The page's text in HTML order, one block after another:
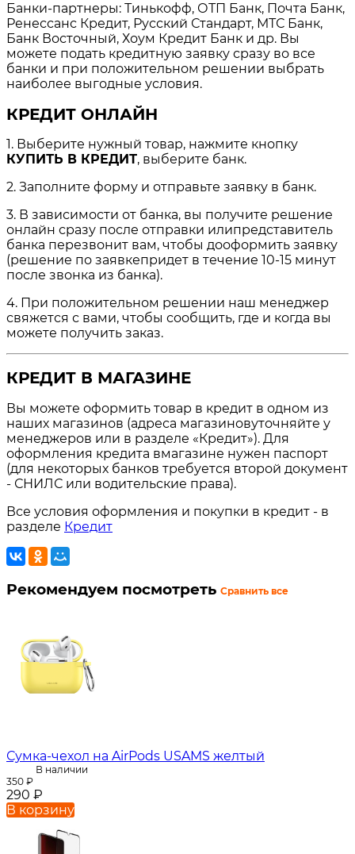
Банки-партнеры: Тинькофф, ОТП Банк, Почта Банк,
Ренессанс Кредит, Русский Стандарт, МТС Банк,
Банк Восточный, Хоум Кредит Банк и др. Вы
можете подать кредитную заявку сразу во все
банки и при положительном решении выбрать
наиболее выгодные условия.
КРЕДИТ ОНЛАЙН
1. Выберите нужный товар, нажмите кнопку
КУПИТЬ В КРЕДИТ, выберите банк.
2. Заполните форму и отправьте заявку в банк.
3. В зависимости от банка, вы получите решение
онлайн сразу после отправки илипредставитель
банка перезвонит вам, чтобы дооформить заявку
(решение по заявкепридет в течение 10-15 минут
после звонка из банка).
4. При положительном решении наш менеджер
свяжется с вами, чтобы сообщить, где и когда вы
можете получить заказ.
КРЕДИТ В МАГАЗИНЕ
Вы можете оформить товар в кредит в одном из
наших магазинов (адреса магазиновуточняйте у
менеджеров или в разделе «Кредит»). Для
оформления кредита вмагазине нужен паспорт
(для некоторых банков требуется второй документ
- СНИЛС или водительские права).
Все условия оформления и покупки в кредит - в
разделе Кредит
Рекомендуем посмотреть Сравнить все
Сумка-чехол на AirPods USAMS желтый
В наличии
350 ₽
290 ₽
В корзину